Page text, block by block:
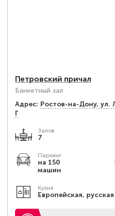
Петровский причал
Банкетный зал
Адрес: Ростов-на-Дону, ул.
Г
Залов
7
Паркинг
на 150
машин
Кухня
Европейская, русская